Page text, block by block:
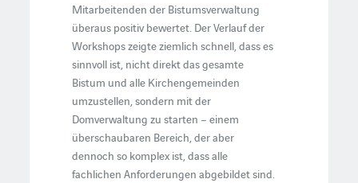
Mitarbeitenden der Bistumsverwaltung
überaus positiv bewertet. Der Verlauf der
Workshops zeigte ziemlich schnell, dass es
sinnvoll ist, nicht direkt das gesamte
Bistum und alle Kirchengemeinden
umzustellen, sondern mit der
Domverwaltung zu starten – einem
überschaubaren Bereich, der aber
dennoch so komplex ist, dass alle
fachlichen Anforderungen abgebildet sind.